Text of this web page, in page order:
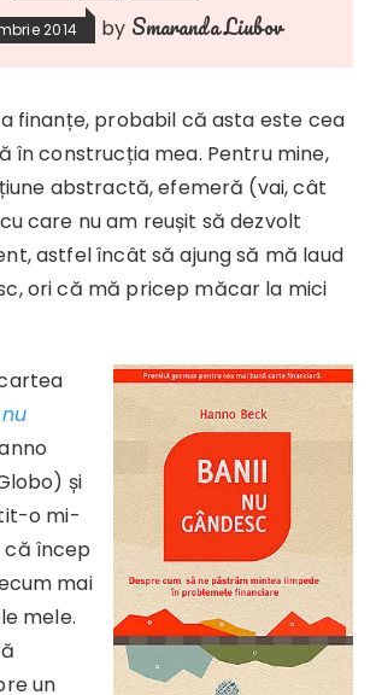
2014 by Smaranda Liubov
finanțe, probabil că asta este cea
în construcția mea. Pentru mine,
abstractă, efemeră (vai, cât
care nu am reușit să dezvolt
astfel încât să ajung să mă laud
ori că mă pricep măcar la mici
și
o mi-
că încep
mai
mele.
un